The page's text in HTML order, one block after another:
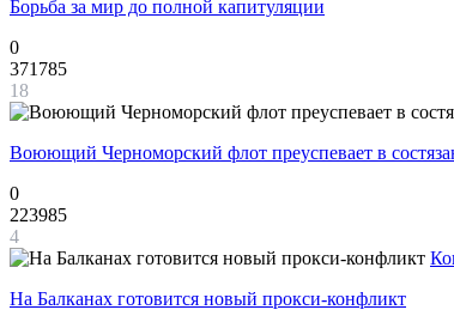
Борьба за мир до полной капитуляции
0
371785
18
Воюющий Черноморский флот преуспевает в
0
223985
4
На Балканах готовится новый прокси-конфликт